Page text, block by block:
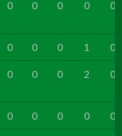
0 0 0 0 0
0 0 0 1 0
0 0 0 2 0
0 0 0 0 0